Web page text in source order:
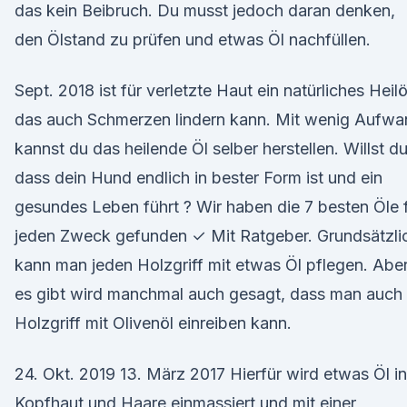
das kein Beibruch. Du musst jedoch daran denken,
den Ölstand zu prüfen und etwas Öl nachfüllen.
Sept. 2018 ist für verletzte Haut ein natürliches
das auch Schmerzen lindern kann. Mit wenig
kannst du das heilende Öl selber herstellen. Willst
dass dein Hund endlich in bester Form ist und ein
gesundes Leben führt ? Wir haben die 7 besten Öle
jeden Zweck gefunden ✓ Mit Ratgeber.
kann man jeden Holzgriff mit etwas Öl pflegen.
es gibt wird manchmal auch gesagt, dass man auch
Holzgriff mit Olivenöl einreiben kann.
24. Okt. 2019 13. März 2017 Hierfür wird etwas Öl in
Kopfhaut und Haare einmassiert und mit einer